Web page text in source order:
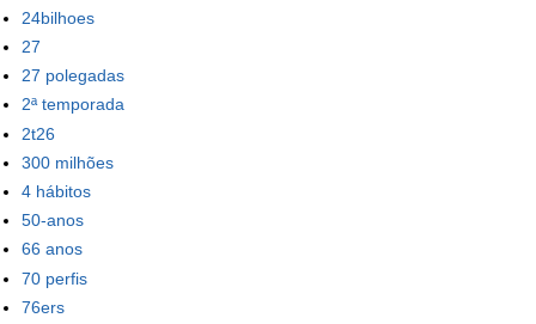
24bilhoes
27
27 polegadas
2ª temporada
2t26
300 milhões
4 hábitos
50-anos
66 anos
70 perfis
76ers